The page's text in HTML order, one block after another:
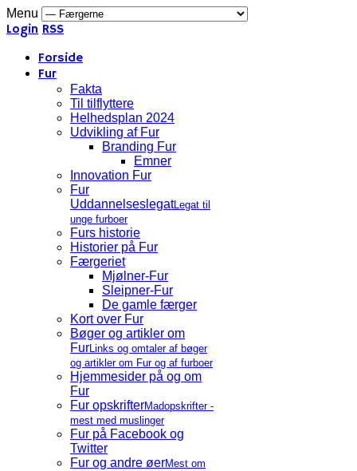
Menu
Login RSS
Forside
Fur
Fakta
Til tilflyttere
Helhedsplan 2024
Udvikling af Fur
Branding Fur
Emner
Innovation Fur
Fur
UddannelseslegatLegat til
unge furboer
Furs historie
Historier på Fur
Færgeriet
Mjølner-Fur
Sleipner-Fur
De gamle færger
Kort over Fur
Bøger og artikler om
FurLinks og omtaler af bøger
og artikler om Fur og af furboer
Hjemmesider på og om
Fur
Fur opskrifterMadopskrifter -
mest med muslinger
Fur på Facebook og
Twitter
Fur og andre øerMest om